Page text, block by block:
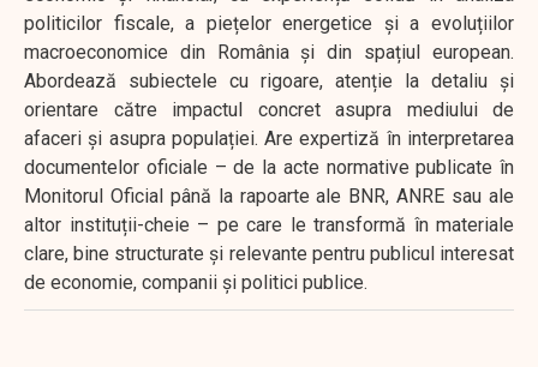
politicilor fiscale, a piețelor energetice și a evoluțiilor
macroeconomice din România și din spațiul european.
Abordează subiectele cu rigoare, atenție la detaliu și
orientare către impactul concret asupra mediului de
afaceri și asupra populației. Are expertiză în interpretarea
documentelor oficiale – de la acte normative publicate în
Monitorul Oficial până la rapoarte ale BNR, ANRE sau ale
altor instituții-cheie – pe care le transformă în materiale
clare, bine structurate și relevante pentru publicul interesat
de economie, companii și politici publice.